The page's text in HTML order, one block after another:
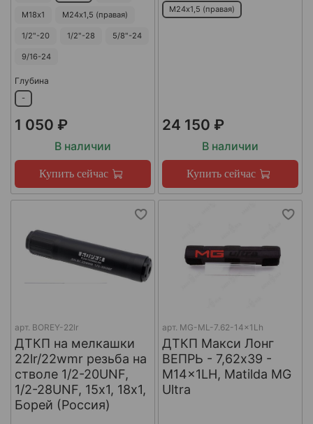
М18х1 М24х1,5 (правая)
1/2"-20 1/2"-28 5/8"-24
9/16-24
Глубина
-
1 050 ₽
В наличии
Купить сейчас
М24х1,5 (правая)
24 150 ₽
В наличии
Купить сейчас
арт. BOREY-22lr
ДТКП на мелкашки
22lr/22wmr резьба на
стволе 1/2-20UNF,
1/2-28UNF, 15х1, 18х1,
Борей (Россия)
арт. MG-ML-7.62-14x1Lh
ДТКП Макси Лонг
ВЕПРЬ - 7,62x39 -
M14x1LH, Matilda MG
Ultra